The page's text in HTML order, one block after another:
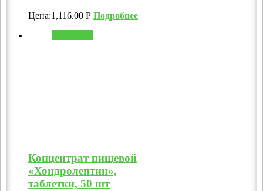
Цена:1,116.00 Р Подробнее
Концентрат пищевой
«Хондролептин»,
таблетки, 50 шт